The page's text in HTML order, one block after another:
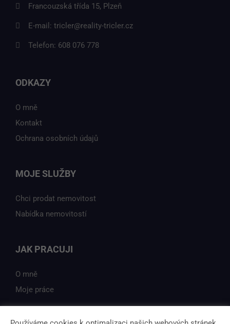
Francouzská třída 15, Plzeň
E-mail: tricler@reality-tricler.cz
Telefon: 608 076 778
ODKAZY
O mně
Kontakt
Ochrana osobních údajů
MOJE SLUŽBY
Chci prodat nemovitost
Nabídka nemovitostí
JAK PRACUJI
O mně
Moje práce